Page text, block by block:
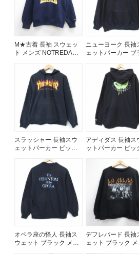
M★古着 長袖 スウェッ
ト メンズ NOTREDAM
26aug05
ニューヨーク 長袖
ェットパーカー ブ
スラッシャー 長袖スウ
ェットパーカー ビッグ
当 | 古着
アディダス 長袖ス
ットパーカー ビッ
オペラ座の怪人 長袖ス
ウェット ブラック メン
デフレパード 長袖
ェット ブラック